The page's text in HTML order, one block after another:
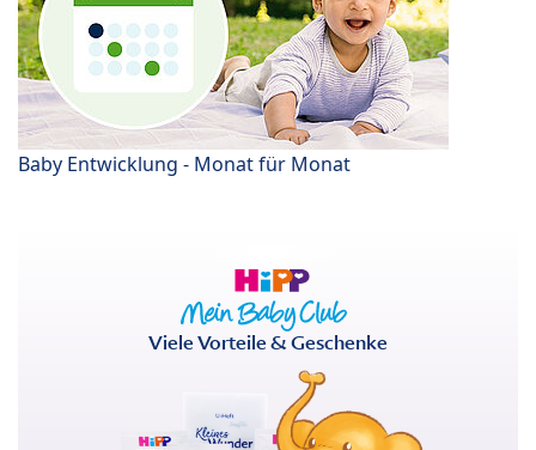
Baby Entwicklung - Monat für Monat
Viele Vorteile & Geschenke